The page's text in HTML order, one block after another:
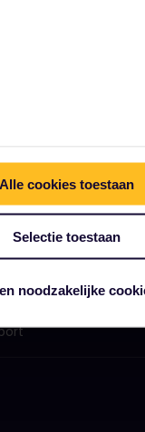
Alle cookies toestaan
Selectie toestaan
noodzakelijke
content